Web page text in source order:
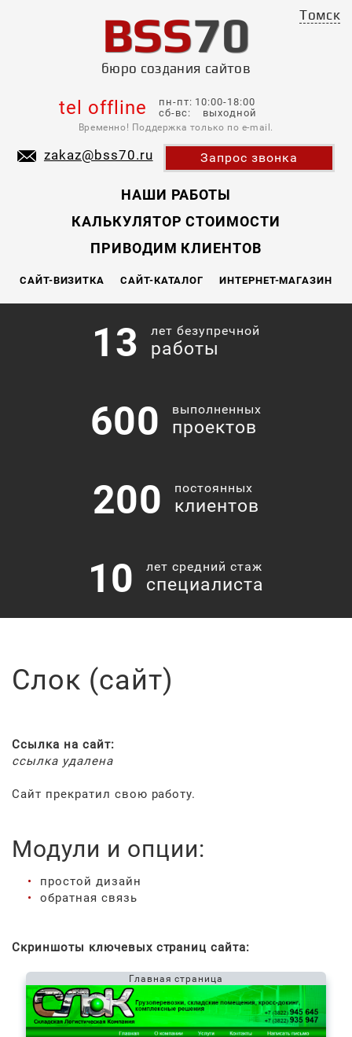
BSS70
бюро создания сайтов
Томск
tel offline
пн-пт: 10:00-18:00
сб-вс: выходной
Временно! Поддержка только по e-mail.
zakaz@bss70.ru Запрос звонка
НАШИ РАБОТЫ
КАЛЬКУЛЯТОР СТОИМОСТИ
ПРИВОДИМ КЛИЕНТОВ
САЙТ-ВИЗИТКА САЙТ-КАТАЛОГ ИНТЕРНЕТ-МАГАЗИН
13 лет безупречной
работы
600 выполненных
проектов
200 постоянных
клиентов
10 лет средний стаж
специалиста
Слок (сайт)
Ссылка на сайт:
ссылка удалена
Сайт прекратил свою работу.
Модули и опции:
простой дизайн
обратная связь
Скриншоты ключевых страниц сайта:
Главная страница